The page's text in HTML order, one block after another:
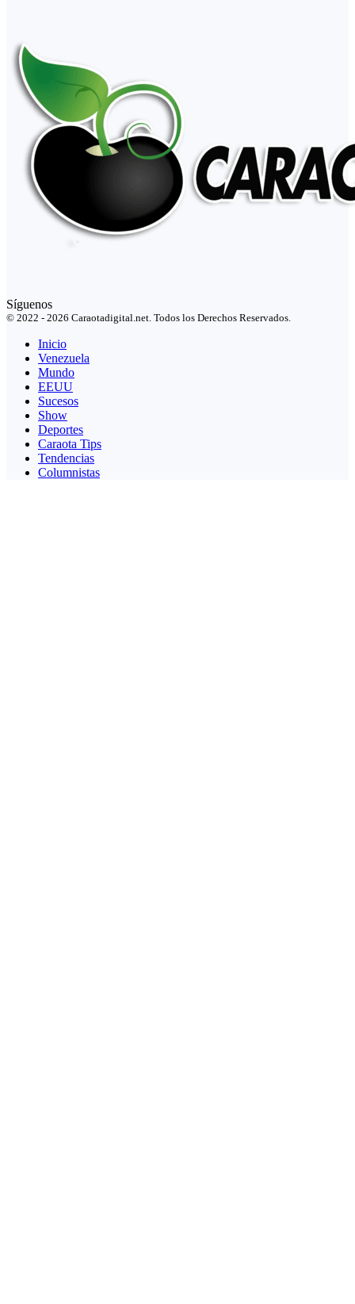
Síguenos
© 2022 - 2026 Caraotadigital.net. Todos los Derechos Reservados.
Inicio
Venezuela
Mundo
EEUU
Sucesos
Show
Deportes
Caraota Tips
Tendencias
Columnistas